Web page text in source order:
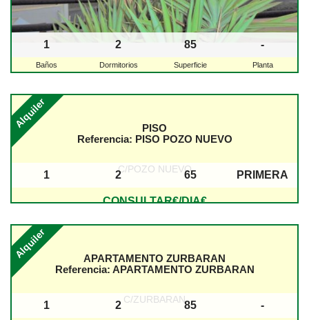
1
Baños
2
Dormitorios
85
Superficie
-
Planta
PISO
Referencia: PISO POZO NUEVO
C/POZO NUEVO
Alquiler
CONSULTAR€/DIA€
1 2
Dormitorios
65
Superficie
PRIMERA
APARTAMENTO ZURBARAN
Referencia: APARTAMENTO ZURBARAN
C/ZURBARAN
Alquiler
1 2 85 -